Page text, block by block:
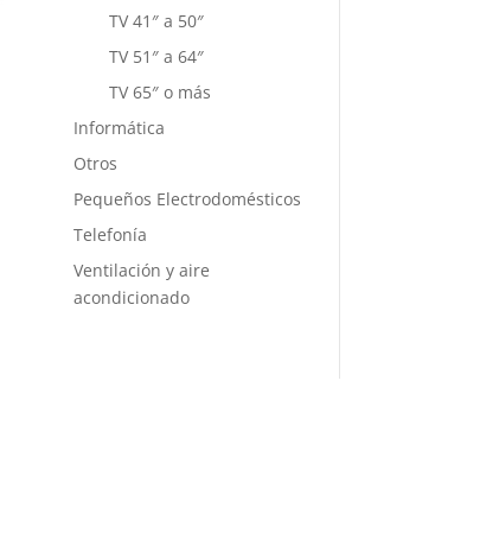
TV 41″ a 50″
TV 51″ a 64″
TV 65″ o más
Informática
Otros
Pequeños Electrodomésticos
Telefonía
Ventilación y aire
acondicionado